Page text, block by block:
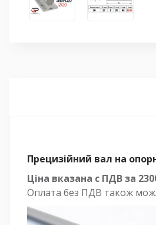
Прецизійний вал на
Ціна вказана с ПДВ за
Оплата без ПДВ також